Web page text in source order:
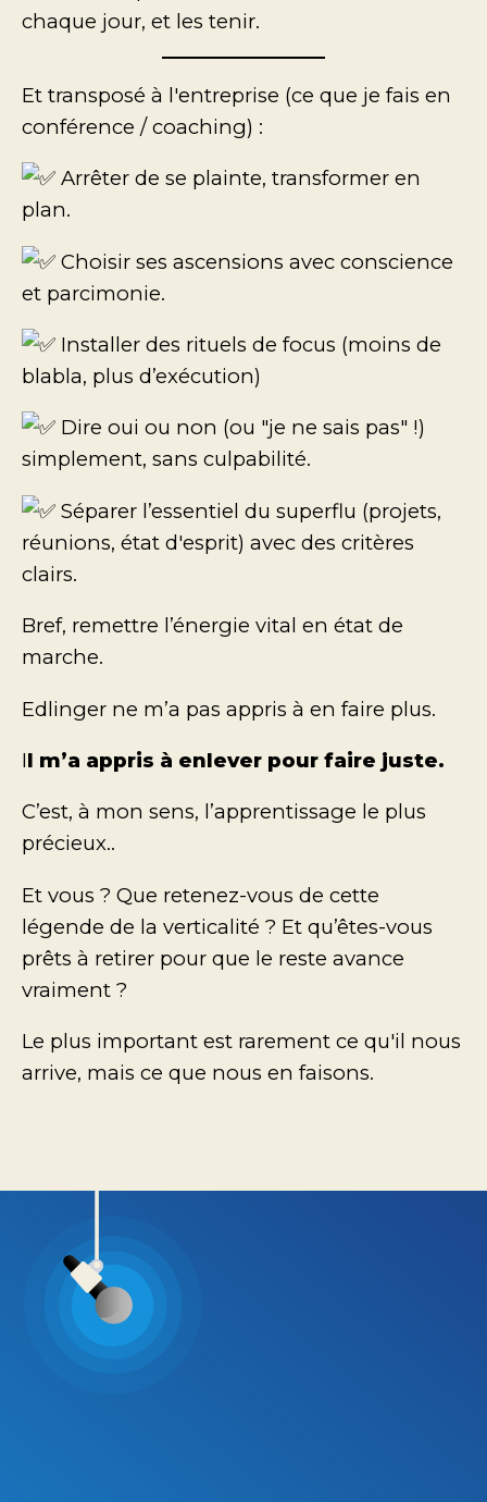
chaque jour, et les tenir.
Et transposé à l'entreprise (ce que je fais en
conférence / coaching) :
Arrêter de se plainte, transformer en
plan.
Choisir ses ascensions avec conscience
et parcimonie.
Installer des rituels de focus (moins de
blabla, plus d’exécution)
Dire oui ou non (ou "je ne sais pas" !)
simplement, sans culpabilité.
Séparer l’essentiel du superflu (projets,
réunions, état d'esprit) avec des critères
clairs.
Bref, remettre l’énergie vital en état de
marche.
Edlinger ne m’a pas appris à en faire plus.
Il m’a appris à enlever pour faire juste.
C’est, à mon sens, l’apprentissage le plus
précieux..
Et vous ? Que retenez-vous de cette
légende de la verticalité ? Et qu’êtes-vous
prêts à retirer pour que le reste avance
vraiment ?
Le plus important est rarement ce qu'il nous
arrive, mais ce que nous en faisons.